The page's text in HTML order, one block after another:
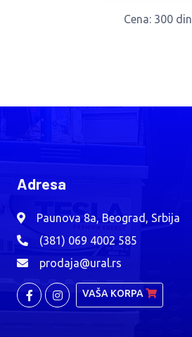
Cena: 300 din
Adresa
Paunova 8a, Beograd, Srbija
(381) 069 4002 585
prodaja@ural.rs
VAŠA KORPA